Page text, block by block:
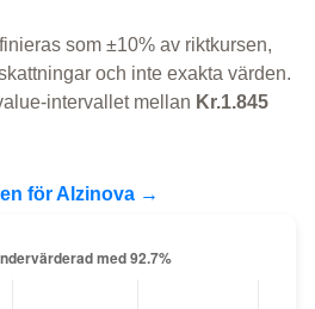
som ±10% av riktkursen,
och inte exakta värden.
intervallet mellan Kr.1.845
för Alzinova →